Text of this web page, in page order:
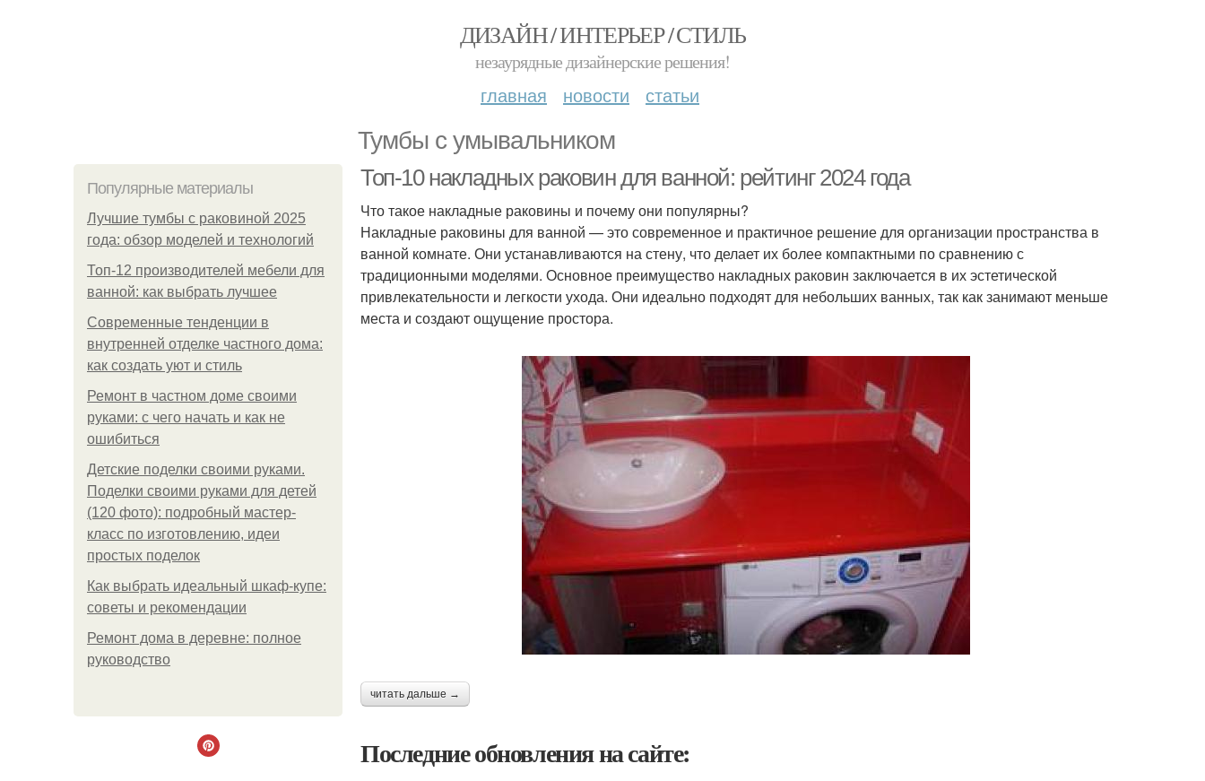
ДИЗАЙН / ИНТЕРЬЕР / СТИЛЬ
незаурядные дизайнерские решения!
главная новости статьи
Тумбы с умывальником
Популярные материалы
Лучшие тумбы с раковиной 2025
года: обзор моделей и технологий
Топ-12 производителей мебели для
ванной: как выбрать лучшее
Современные тенденции в
внутренней отделке частного дома:
как создать уют и стиль
Ремонт в частном доме своими
руками: с чего начать и как не
ошибиться
Детские поделки своими руками.
Поделки своими руками для детей
(120 фото): подробный мастер-
класс по изготовлению, идеи
простых поделок
Как выбрать идеальный шкаф-купе:
советы и рекомендации
Ремонт дома в деревне: полное
руководство
Топ-10 накладных раковин для ванной: рейтинг 2024 года
Что такое накладные раковины и почему они популярны?
Накладные раковины для ванной — это современное и практичное решение для организации пространства в
ванной комнате. Они устанавливаются на стену, что делает их более компактными по сравнению с
традиционными моделями. Основное преимущество накладных раковин заключается в их эстетической
привлекательности и легкости ухода. Они идеально подходят для небольших ванных, так как занимают меньше
места и создают ощущение простора.
читать дальше →
Последние обновления на сайте: